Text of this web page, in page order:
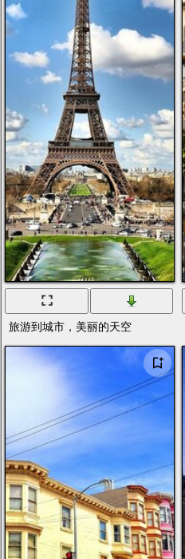
旅游到城市，美丽的天空